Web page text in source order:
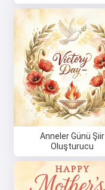
Anneler Günü Şiir
Oluşturucu